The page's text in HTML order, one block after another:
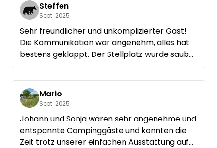
Gutscheine
Über uns
Shop
Kontakt
Select language
Steffen
Sept. 2025
Sehr freundlicher und unkomplizierter Gast!
Die Kommunikation war angenehm, alles hat
bestens geklappt. Der Stellplatz wurde sauber
und ordentlich hinterlassen – jederzeit gerne
wieder willkommen. So macht Hinterland
Spaß…Mario
Sept. 2025
Johann und Sonja waren sehr angenehme und
entspannte Campinggäste und konnten die
Zeit trotz unserer einfachen Ausstattung auf